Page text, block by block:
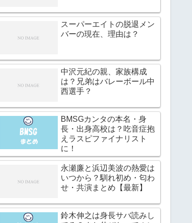
スーパーエイトの脱退メン
バーの現在、理由は？
中沢元紀の親、家族構成
は？兄弟はバレーボール中
西選手？
BMSGカンタの本名・身
長・出身高校は？吃音症抱
えラスピファイナリスト
に！
永瀬廉と浜辺美波の熱愛は
いつから？馴れ初め・匂わ
せ・共演まとめ【最新】
鈴木伸之は身長サバ読みし